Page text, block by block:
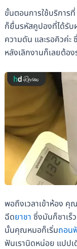
ขั้นตอนการใช้บริการ
ก็ยื่นรหัสคูปองที่ได้รับ
ความดัน และรอคิวค่ะ
หลังเลิกงานก็เลยต้อ
พอถึงเวลาเข้าห้อง คุ
ฉีดยาชา ซึ่งมันก็ชาเร็
นั้นคุณหมอก็เริ่มถอน
ฟันเรานิดหน่อย แปปเ